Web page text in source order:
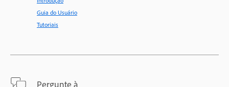
Guia do Usuário
Tutoriais
Pergunte à